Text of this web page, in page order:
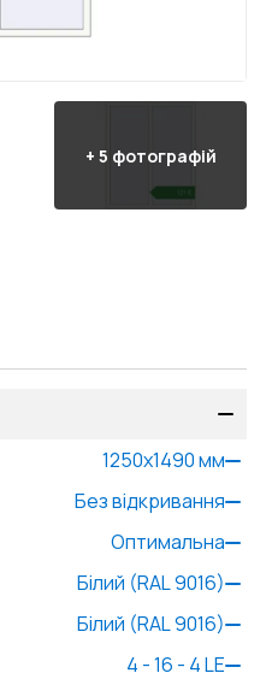
+ 5 фотографій
1250x1490мм
Без відкривання
Оптимальна
Білий (RAL 9016)
Білий (RAL 9016)
4 - 16 - 4 LE